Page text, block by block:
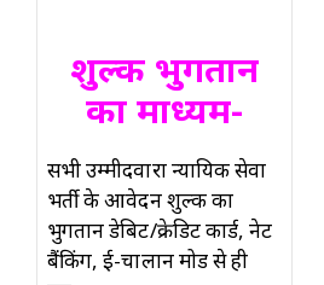
शुल्क भुगतान
का माध्यम-
सभी उम्मीदवारों न्यायिक सेवा
भर्ती के आवेदन शुल्क का
भुगतान डेबिट/क्रेडिट कार्ड, नेट
बैंकिंग, ई-चालान मोड से ही